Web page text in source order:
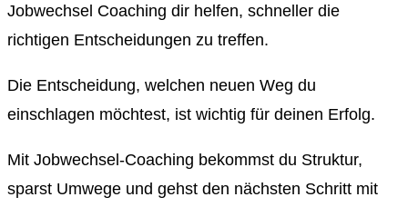
Jobwechsel Coaching dir helfen, schneller die
richtigen Entscheidungen zu treffen.
Die Entscheidung, welchen neuen Weg du
einschlagen möchtest, ist wichtig für deinen Erfolg.
Mit Jobwechsel-Coaching bekommst du Struktur,
sparst Umwege und gehst den nächsten Schritt mit